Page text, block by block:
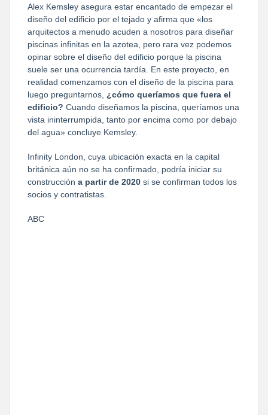
Alex Kemsley asegura estar encantado de empezar el
diseño del edificio por el tejado y afirma que «los
arquitectos a menudo acuden a nosotros para diseñar
piscinas infinitas en la azotea, pero rara vez podemos
opinar sobre el diseño del edificio porque la piscina
suele ser una ocurrencia tardía. En este proyecto, en
realidad comenzamos con el diseño de la piscina para
luego preguntarnos, ¿cómo queríamos que fuera el
edificio? Cuando diseñamos la piscina, queríamos una
vista ininterrumpida, tanto por encima como por debajo
del agua» concluye Kemsley.
Infinity London, cuya ubicación exacta en la capital
británica aún no se ha confirmado, podría iniciar su
construcción a partir de 2020 si se confirman todos los
socios y contratistas.
ABC